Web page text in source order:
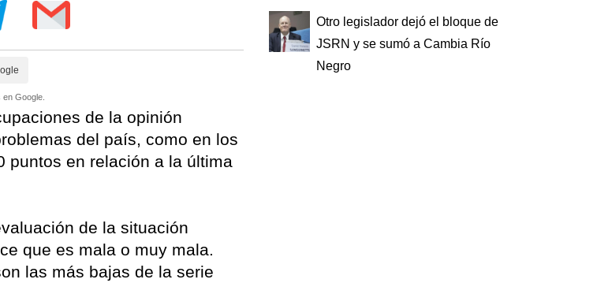
Google.
de la opinión
del país, como en los
puntos en relación a la última
de la situación
que es mala o muy mala.
las más bajas de la serie
Otro legislador dejó el bloque de
JSRN y se sumó a Cambia Río
Negro